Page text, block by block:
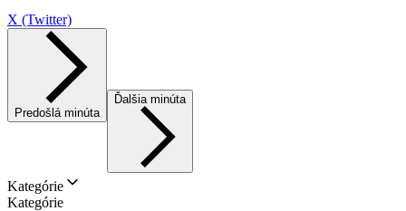
X (Twitter)
Predošlá minúta
Ďalšia minúta
Kategórie
Kategórie